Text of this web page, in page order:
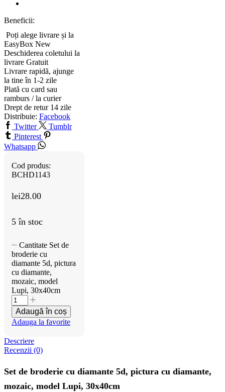
Beneficii:
Poți alege livrare și la
EasyBox New
Deschiderea coletului la
livrare Gratuit
Livrare rapidă, ajunge
la tine în 1-2 zile
Plată cu card sau
ramburs / la curier
Drept de retur 14 zile
Distribuie: Facebook
Twitter
Tumblr
Pinterest
Whatsapp
Cod produs:
BCHD1143
lei28.00
5 în stoc
Cantitate Set de
broderie cu
diamante 5d, pictura
cu diamante,
mozaic, model
Lupi, 30x40cm
Adaugă în coș
Adauga la favorite
Descriere
Recenzii (0)
Set de broderie cu diamante 5d, pictura cu diamante,
mozaic, model Lupi, 30x40cm